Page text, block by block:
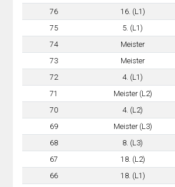
76
16. (L1)
75
5. (L1)
74
Meister
73
Meister
72
4. (L1)
71
Meister (L2)
70
4. (L2)
69
Meister (L3)
68
8. (L3)
67
18. (L2)
66
18. (L1)